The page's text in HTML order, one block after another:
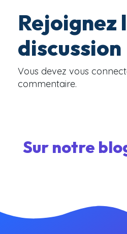
Rejoignez
discussion
Vous devez vous
commentaire.
Sur notre